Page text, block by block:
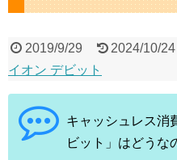
2019/9/29 2024/10/24
イオン デビット
キャッシュレス消
ビット」はどうな